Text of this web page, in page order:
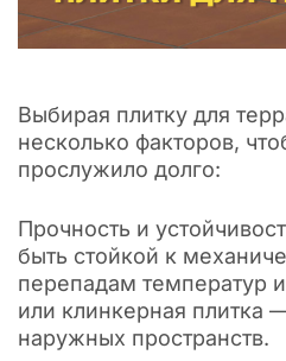
Выбирая плитку для
несколько факторов,
прослужило долго:
Прочность и
быть стойкой к
перепадам температур
или клинкерная плитка
наружных пространств.